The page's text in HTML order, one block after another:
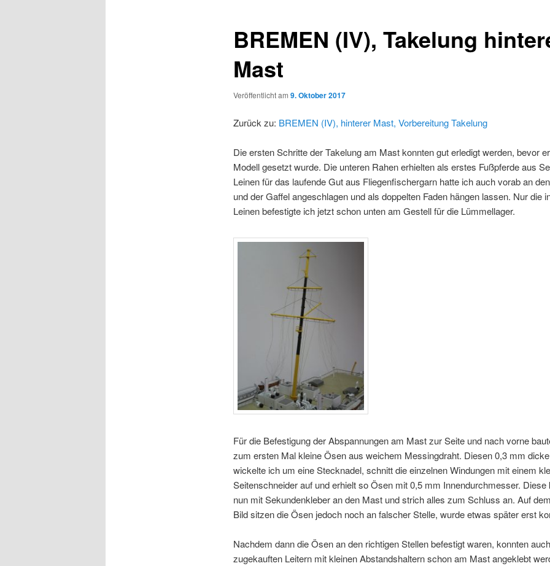
BREMEN (IV), Takelung
Mast
Veröffentlicht am 9. Oktober 2017
Zurück zu: BREMEN (IV), hinterer Mast, Vorbereitung Takelung
Die ersten Schritte der Takelung am Mast konnten gut erledigt werden, bevor
Modell gesetzt wurde. Die unteren Rahen erhielten als erstes Fußpferde aus
Leinen für das laufende Gut aus Fliegenfischergarn hatte ich auch vorab an
und der Gaffel angeschlagen und als doppelten Faden hängen lassen. Nur die
Leinen befestigte ich jetzt schon unten am Gestell für die Lümmellager.
Für die Befestigung der Abspannungen am Mast zur Seite und nach vorne
zum ersten Mal kleine Ösen aus weichem Messingdraht. Diesen 0,3 mm
wickelte ich um eine Stecknadel, schnitt die einzelnen Windungen mit einem
Seitenschneider auf und erhielt so Ösen mit 0,5 mm Innendurchmesser. Diese
nun mit Sekundenkleber an den Mast und strich alles zum Schluss an. Auf
Bild sitzen die Ösen jedoch noch an falscher Stelle, wurde etwas später erst
Nachdem dann die Ösen an den richtigen Stellen befestigt waren, konnten
zugekauften Leitern mit kleinen Abstandshaltern schon am Mast angeklebt